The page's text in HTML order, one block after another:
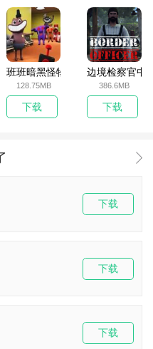
敌版
班班暗黑怪物生存挑战5
128.75MB
下载
边境检察官中
386.6MB
下载
下载
下载
下载